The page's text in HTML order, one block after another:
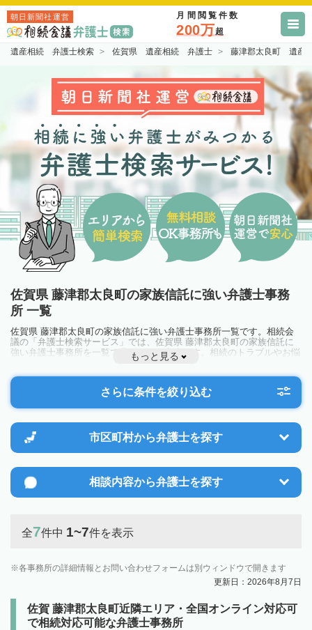
朝日新聞社運営 月間閲覧件数
200万超
遺産相続 弁護士検索 佐賀県 遺産相続 弁護士 藤津郡太良町 遺産
佐賀県 藤津郡太良町の家族信託に強い弁護士事務
所 一覧
佐賀県 藤津郡太良町の家族信託に強い弁護士事務所一覧です。相続会
議の「弁護士検索サービス」では、佐賀県 藤津郡太良町の家族信託に
強い弁護士事務所を一覧で見ることが出来ます。相続のトラブルやお悩
みを抱えている方は一度近隣の弁護士に相談してみましょう。
もっと見る
さらに条件を絞り込む
市区町村から弁護士を探す
相談内容から弁護士を探す
全7件中 1~7件を表示
各事務所の詳細情報とお問い合わせフォームは別ウィンドウで開きます
更新日：2026年8月7日
佐賀 藤津郡太良町近隣エリア・全国オンライン対応可
で相続対応可能な弁護士事務所